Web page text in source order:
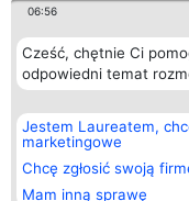
06:56
Cześć, chętnie Ci
odpowiedni temat
Jestem Laureatem,
marketingowe
Chcę zgłosić swoją
Mam inną sprawę
Organizator plebiscytu
Bright Side Solutions sp. z o.
o. sp. k.
ul. Ruska 22
Wrocław 50-079
KRS 0000749100 | Regon